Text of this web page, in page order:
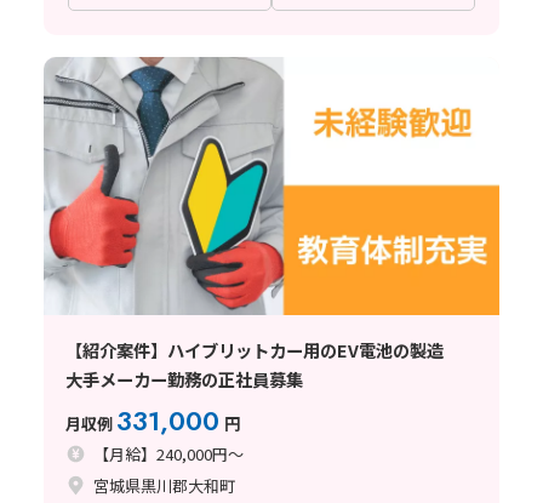
【紹介案件】ハイブリットカー用のEV電池の製造
大手メーカー勤務の正社員募集
月収例 331,000 円
【月給】240,000円～
宮城県黒川郡大和町